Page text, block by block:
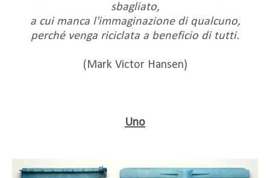
sbagliato,
a cui manca l'immaginazione di qualcuno,
perché venga riciclata a beneficio di tutti.
(Mark Victor Hansen)
Uno